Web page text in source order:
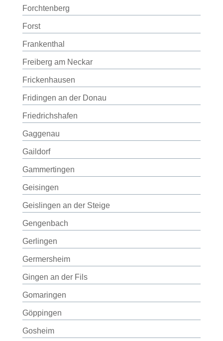
Forchtenberg
Forst
Frankenthal
Freiberg am Neckar
Frickenhausen
Fridingen an der Donau
Friedrichshafen
Gaggenau
Gaildorf
Gammertingen
Geisingen
Geislingen an der Steige
Gengenbach
Gerlingen
Germersheim
Gingen an der Fils
Gomaringen
Göppingen
Gosheim